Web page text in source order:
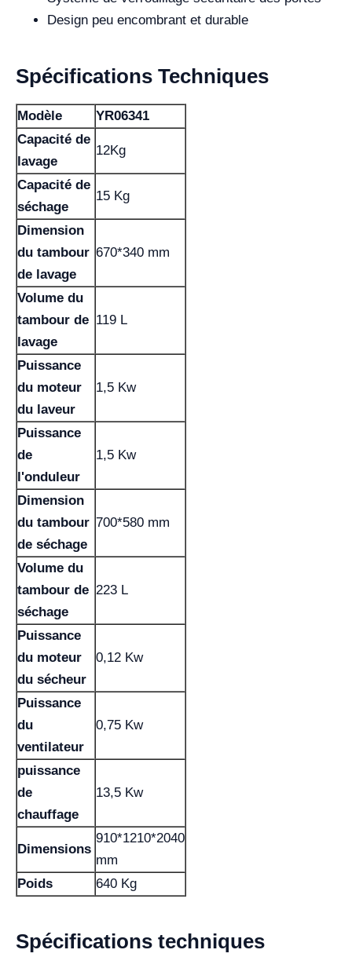
Design peu encombrant et durable
Spécifications Techniques
Modèle
YR06341
Capacité de
lavage
12Kg
Capacité de
séchage
15 Kg
Dimension
du tambour
de lavage
670*340 mm
Volume du
tambour de
lavage
119 L
Puissance
du moteur
du laveur
1,5 Kw
Puissance
de
l'onduleur
1,5 Kw
Dimension
du tambour
de séchage
700*580 mm
Volume du
tambour de
séchage
223 L
Puissance
du moteur
du sécheur
0,12 Kw
Puissance
du
ventilateur
0,75 Kw
puissance
de
chauffage
13,5 Kw
Dimensions
910*1210*2040
mm
Poids
640 Kg
Spécifications techniques